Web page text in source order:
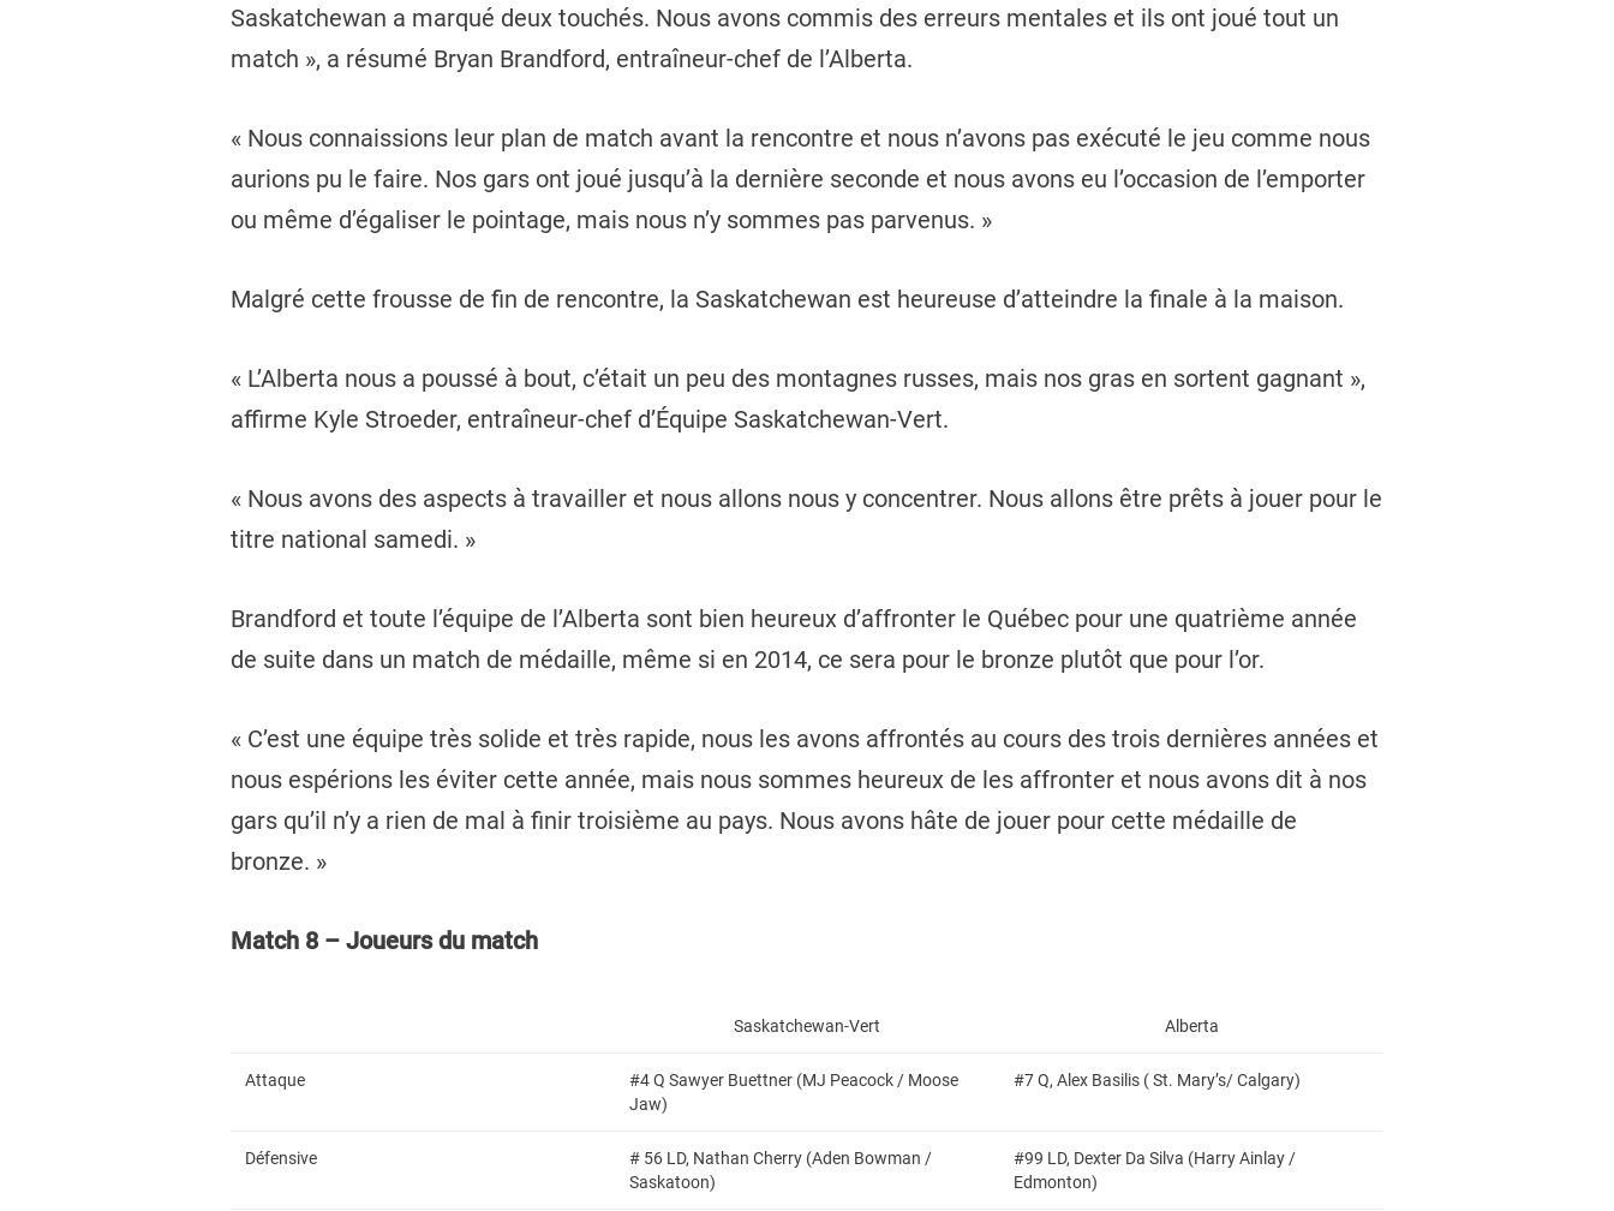
Saskatchewan a marqué deux touchés. Nous avons commis des erreurs mentales et ils ont joué tout un
match », a résumé Bryan Brandford, entraîneur-chef de l’Alberta.
« Nous connaissions leur plan de match avant la rencontre et nous n’avons pas exécuté le jeu comme nous
aurions pu le faire. Nos gars ont joué jusqu’à la dernière seconde et nous avons eu l’occasion de l’emporter
ou même d’égaliser le pointage, mais nous n’y sommes pas parvenus. »
Malgré cette frousse de fin de rencontre, la Saskatchewan est heureuse d’atteindre la finale à la maison.
« L’Alberta nous a poussé à bout, c’était un peu des montagnes russes, mais nos gras en sortent gagnant »,
affirme Kyle Stroeder, entraîneur-chef d’Équipe Saskatchewan-Vert.
« Nous avons des aspects à travailler et nous allons nous y concentrer. Nous allons être prêts à jouer pour le
titre national samedi. »
Brandford et toute l’équipe de l’Alberta sont bien heureux d’affronter le Québec pour une quatrième année
de suite dans un match de médaille, même si en 2014, ce sera pour le bronze plutôt que pour l’or.
« C’est une équipe très solide et très rapide, nous les avons affrontés au cours des trois dernières années et
nous espérions les éviter cette année, mais nous sommes heureux de les affronter et nous avons dit à nos
gars qu’il n’y a rien de mal à finir troisième au pays. Nous avons hâte de jouer pour cette médaille de
bronze. »
Match 8 – Joueurs du match
Saskatchewan-Vert Alberta
Attaque
#4 Q Sawyer Buettner (MJ Peacock / Moose
Jaw)
#7 Q, Alex Basilis ( St. Mary’s/ Calgary)
Défensive
# 56 LD, Nathan Cherry (Aden Bowman /
Saskatoon)
#99 LD, Dexter Da Silva (Harry Ainlay /
Edmonton)